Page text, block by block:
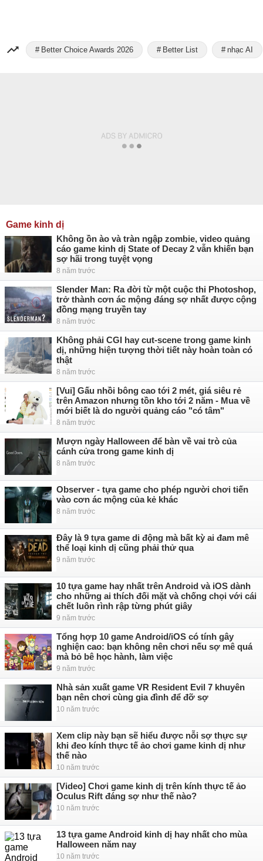
Better Choice Awards 2026 Better List nhạc AI
Game kinh dị
Không ồn ào và tràn ngập zombie, video quảng
cáo game kinh dị State of Decay 2 vẫn khiến bạn
sợ hãi trong tuyệt vọng
8 năm trước
Slender Man: Ra đời từ một cuộc thi Photoshop,
trở thành cơn ác mộng đáng sợ nhất được cộng
đồng mạng truyền tay
8 năm trước
Không phải CGI hay cut-scene trong game kinh
dị, những hiện tượng thời tiết này hoàn toàn có
thật
8 năm trước
[Vui] Gấu nhồi bông cao tới 2 mét, giá siêu rẻ
trên Amazon nhưng tồn kho tới 2 năm - Mua về
mới biết là do người quảng cáo "có tâm"
8 năm trước
Mượn ngày Halloween để bàn về vai trò của
cánh cửa trong game kinh dị
8 năm trước
Observer - tựa game cho phép người chơi tiến
vào cơn ác mộng của kẻ khác
8 năm trước
Đây là 9 tựa game di động mà bất kỳ ai đam mê
thể loại kinh dị cũng phải thử qua
9 năm trước
10 tựa game hay nhất trên Android và iOS dành
cho những ai thích đối mặt và chống chọi với cái
chết luôn rình rập từng phút giây
9 năm trước
Tổng hợp 10 game Android/iOS có tính gây
nghiện cao: bạn không nên chơi nếu sợ mê quá
mà bỏ bê học hành, làm việc
9 năm trước
Nhà sản xuất game VR Resident Evil 7 khuyên
bạn nên chơi cùng gia đình để đỡ sợ
10 năm trước
Xem clip này bạn sẽ hiểu được nỗi sợ thực sự
khi đeo kính thực tế ảo chơi game kinh dị như
thế nào
10 năm trước
[Video] Chơi game kinh dị trên kính thực tế ảo
Oculus Rift đáng sợ như thế nào?
10 năm trước
13 tựa game Android kinh dị hay nhất cho mùa
Halloween năm nay
10 năm trước